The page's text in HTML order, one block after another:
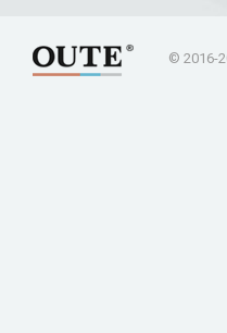
© 2016-